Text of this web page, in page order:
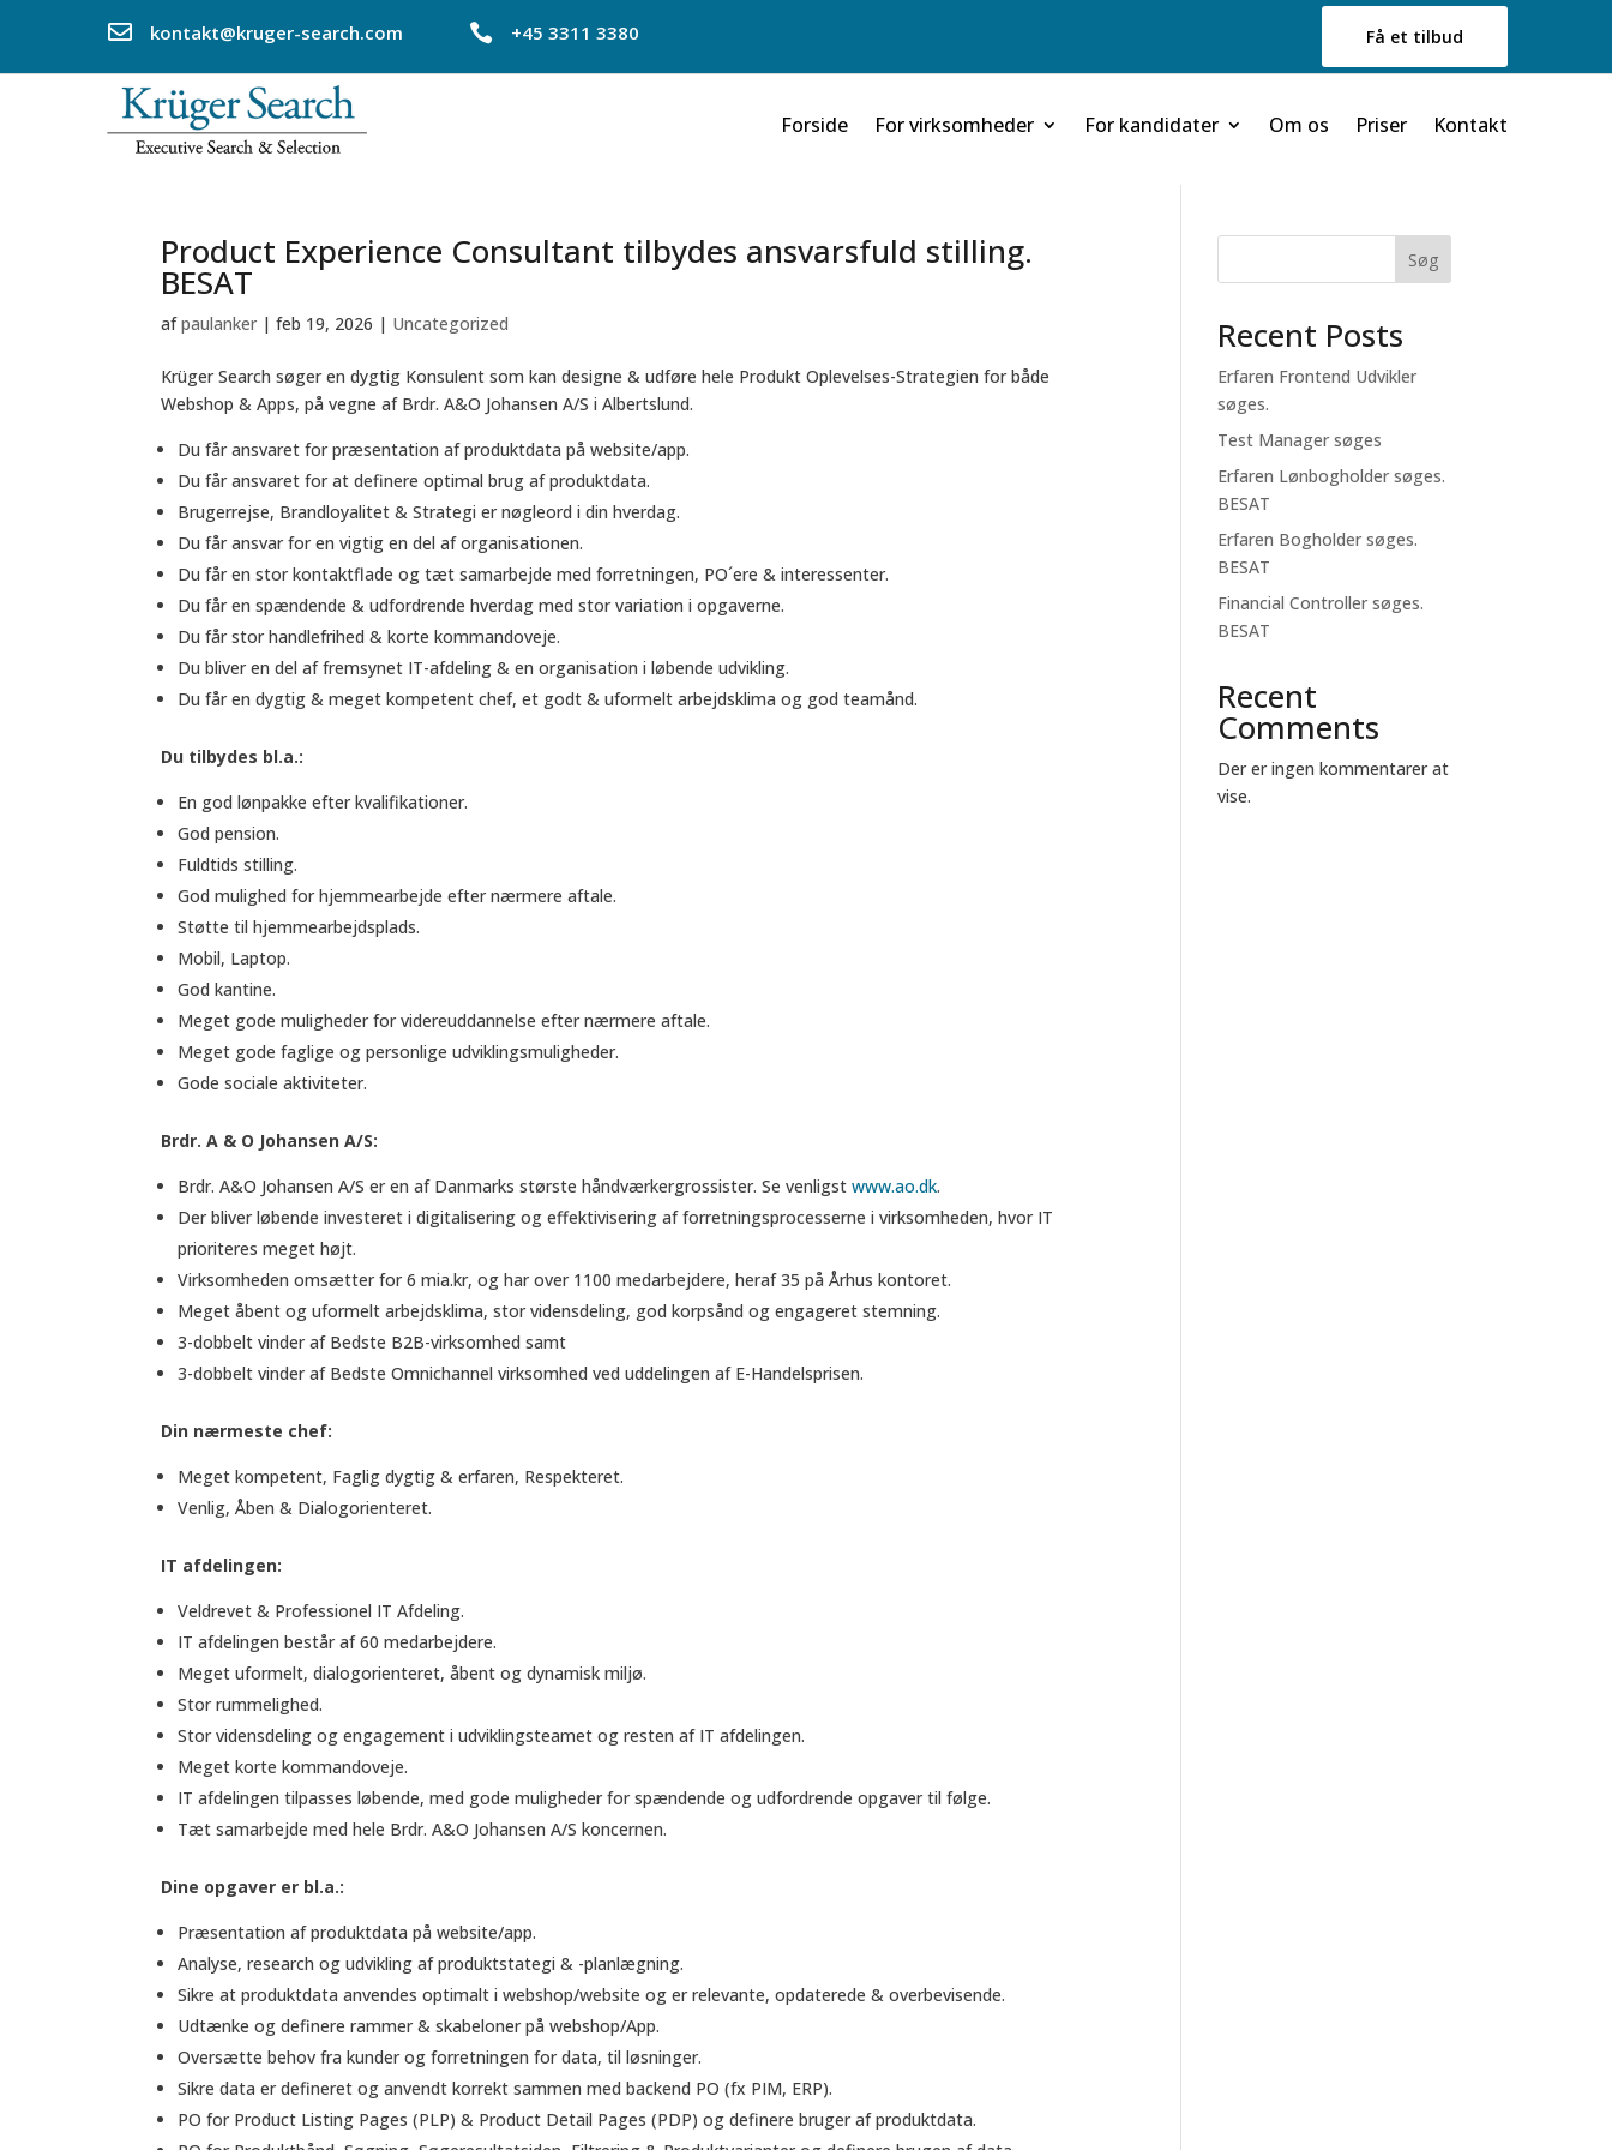
 kontakt@kruger-search.com  +45 3311 3380 Få et tilbud
Forside For virksomheder For kandidater Om os Priser Kontakt
Product Experience Consultant tilbydes ansvarsfuld stilling.
BESAT
afpaulanker |feb 19, 2026 | Uncategorized
Krüger Search søger en dygtig Konsulent som kan designe & udføre hele Produkt Oplevelses-Strategien for både
Webshop & Apps, på vegne af Brdr. A&O Johansen A/S i Albertslund.
Du får ansvaret for præsentation af produktdata på website/app.
Du får ansvaret for at definere optimal brug af produktdata.
Brugerrejse, Brandloyalitet & Strategi er nøgleord i din hverdag.
Du får ansvar for en vigtig en del af organisationen.
Du får en stor kontaktflade og tæt samarbejde med forretningen, PO´ere & interessenter.
Du får en spændende & udfordrende hverdag med stor variation i opgaverne.
Du får stor handlefrihed & korte kommandoveje.
Du bliver en del af fremsynet IT-afdeling & en organisation i løbende udvikling.
Du får en dygtig & meget kompetent chef, et godt & uformelt arbejdsklima og god teamånd.
Du tilbydes bl.a.:
En god lønpakke efter kvalifikationer.
God pension.
Fuldtids stilling.
God mulighed for hjemmearbejde efter nærmere aftale.
Støtte til hjemmearbejdsplads.
Mobil, Laptop.
God kantine.
Meget gode muligheder for videreuddannelse efter nærmere aftale.
Meget gode faglige og personlige udviklingsmuligheder.
Gode sociale aktiviteter.
Brdr. A & O Johansen A/S:
Brdr. A&O Johansen A/S er en af Danmarks største håndværkergrossister. Se venligstwww.ao.dk.
Der bliver løbende investeret i digitalisering og effektivisering af forretningsprocesserne i virksomheden, hvor IT
prioriteres meget højt.
Virksomheden omsætter for 6 mia.kr, og har over 1100 medarbejdere, heraf 35 på Århus kontoret.
Meget åbent og uformelt arbejdsklima, stor vidensdeling, god korpsånd og engageret stemning.
3-dobbelt vinder af Bedste B2B-virksomhed samt
3-dobbelt vinder af Bedste Omnichannel virksomhed ved uddelingen af E-Handelsprisen.
Din nærmeste chef:
Meget kompetent, Faglig dygtig & erfaren, Respekteret.
Venlig, Åben & Dialogorienteret.
IT afdelingen:
Veldrevet & Professionel IT Afdeling.
IT afdelingen består af 60 medarbejdere.
Meget uformelt, dialogorienteret, åbent og dynamisk miljø.
Stor rummelighed.
Stor vidensdeling og engagement i udviklingsteamet og resten af IT afdelingen.
Meget korte kommandoveje.
IT afdelingen tilpasses løbende, med gode muligheder for spændende og udfordrende opgaver til følge.
Tæt samarbejde med hele Brdr. A&O Johansen A/S koncernen.
Dine opgaver er bl.a.:
Præsentation af produktdata på website/app.
Analyse, research og udvikling af produktstategi & -planlægning.
Sikre at produktdata anvendes optimalt i webshop/website og er relevante, opdaterede & overbevisende.
Udtænke og definere rammer & skabeloner på webshop/App.
Oversætte behov fra kunder og forretningen for data, til løsninger.
Sikre data er defineret og anvendt korrekt sammen med backend PO (fx PIM, ERP).
PO for Product Listing Pages (PLP) & Product Detail Pages (PDP) og definere bruger af produktdata.
Søg
Recent Posts
Erfaren Frontend Udvikler
søges.
Test Manager søges
Erfaren Lønbogholder søges.
BESAT
Erfaren Bogholder søges.
BESAT
Financial Controller søges.
BESAT
Recent
Comments
Der er ingen kommentarer at
vise.